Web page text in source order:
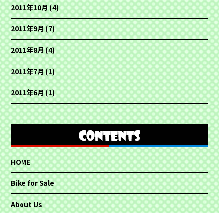
2011年10月(4)
2011年9月(7)
2011年8月(4)
2011年7月(1)
2011年6月(1)
HOME
Bike for Sale
About Us